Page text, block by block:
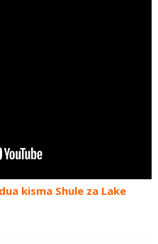
kisma Shule za Lake